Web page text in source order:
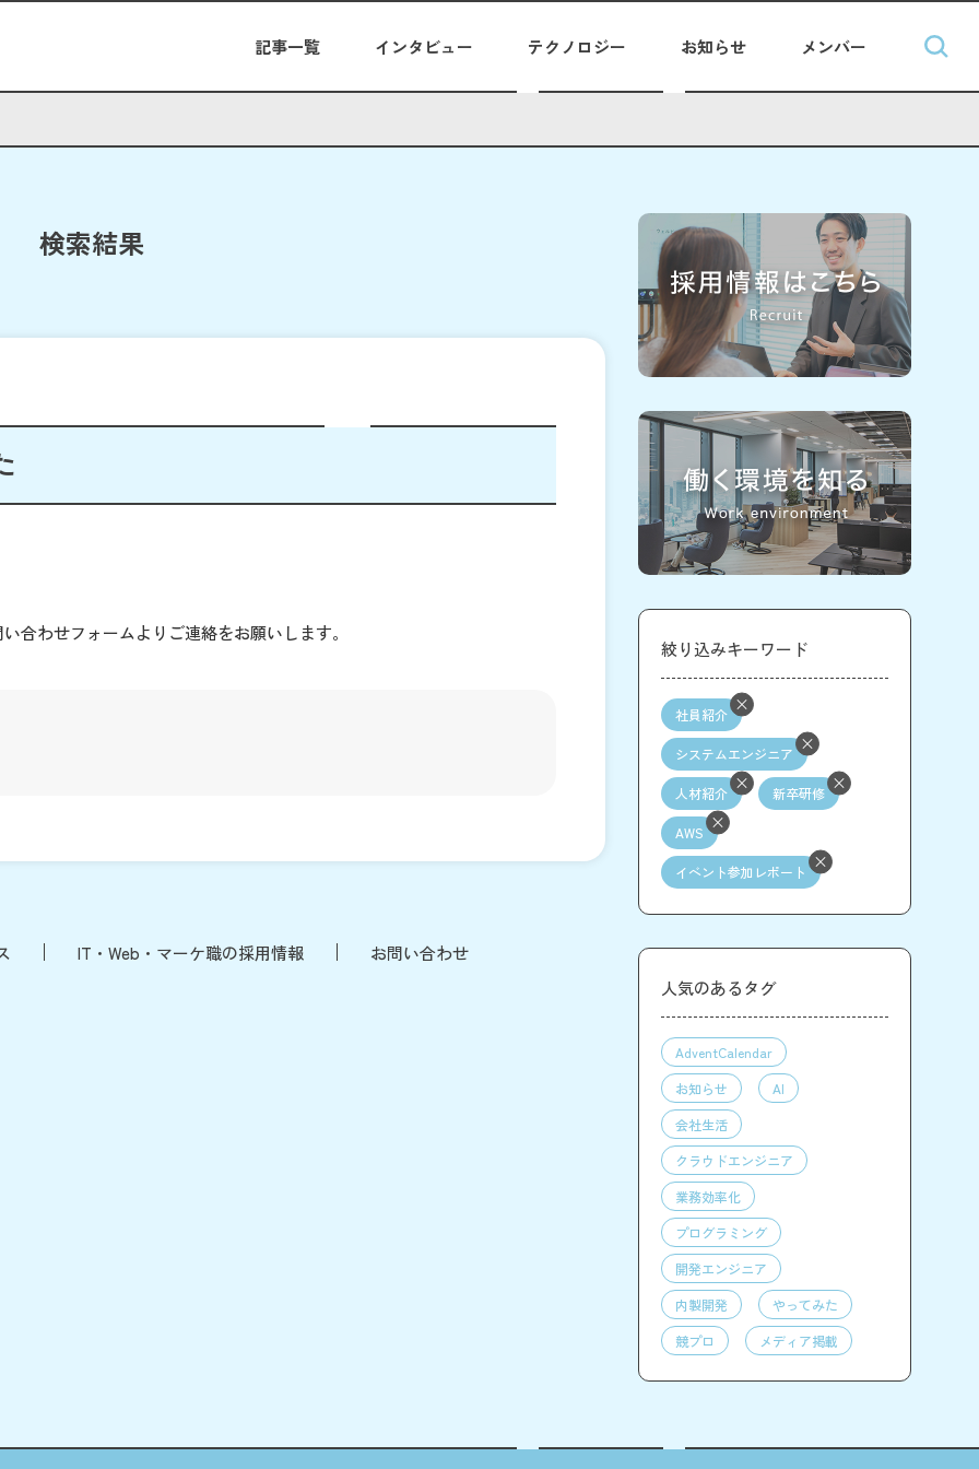
記事一覧 インタビュー テクノロジー お知らせ メンバー
検索結果
合わせフォームよりご連絡をお願いします。
IT・Web・マーケ職の採用情報 お問い合わせ
絞り込みキーワード
社員紹介
システムエンジニア
人材紹介 新卒研修
AWS
イベント参加レポート
人気のあるタグ
AdventCalendar
お知らせ
AI
会社生活
クラウドエンジニア
業務効率化
プログラミング
開発エンジニア
内製開発
やってみた
競プロ
メディア掲載